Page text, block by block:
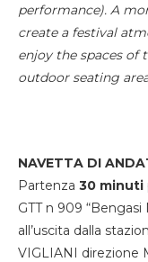
performance). A
create a festival
enjoy the spaces of
outdoor seating
NAVETTA DI
Partenza 30 minuti
GTT n 909
all’uscita dalla
VIGLIANI direzione